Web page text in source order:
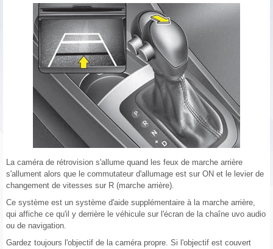
La caméra de rétrovision s'allume quand les feux de marche arrière
s'allument alors que le commutateur d'allumage est sur ON et le levier de
changement de vitesses sur R (marche arrière).
Ce système est un système d'aide supplémentaire à la marche arrière,
qui affiche ce qu'il y derrière le véhicule sur l'écran de la chaîne uvo audio
ou de navigation.
Gardez toujours l'objectif de la caméra propre. Si l'objectif est couvert